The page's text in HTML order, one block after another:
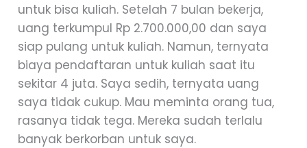
untuk bisa kuliah. Setelah 7 bulan bekerja,
uang terkumpul Rp 2.700.000,00 dan saya
siap pulang untuk kuliah. Namun, ternyata
biaya pendaftaran untuk kuliah saat itu
sekitar 4 juta. Saya sedih, ternyata uang
saya tidak cukup. Mau meminta orang tua,
rasanya tidak tega. Mereka sudah terlalu
banyak berkorban untuk saya.